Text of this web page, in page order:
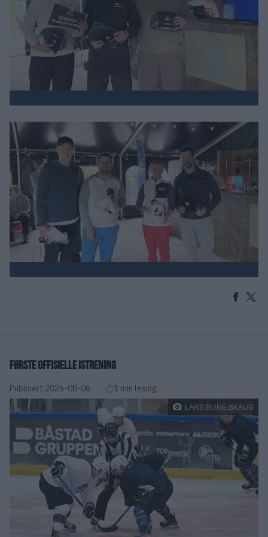
FØRSTE OFFISIELLE ISTRENING
Publisert:2026-08-06 1 min lesing
LARS RUNE SKAUG